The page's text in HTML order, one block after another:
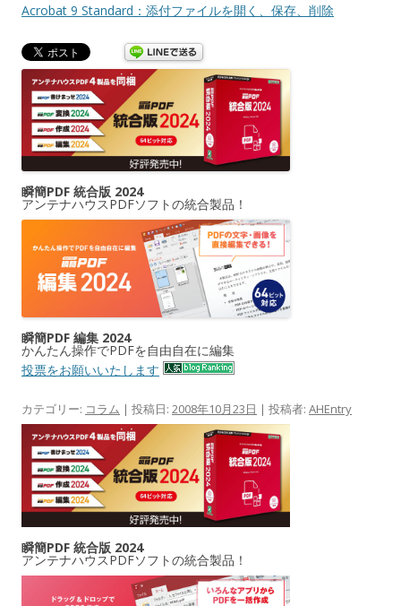
Acrobat 9 Standard：添付ファイルを開く、保存、削除
瞬簡PDF 統合版 2024
アンテナハウスPDFソフトの統合製品！
瞬簡PDF 編集 2024
かんたん操作でPDFを自由自在に編集
投票をお願いいたします
カテゴリー: コラム | 投稿日: 2008年10月23日 | 投稿者: AHEntry
瞬簡PDF 統合版 2024
アンテナハウスPDFソフトの統合製品！